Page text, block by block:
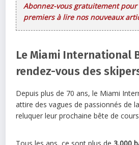
Abonnez-vous gratuitement
premiers à lire nos nouveaux
Le Miami International
rendez-vous des
Depuis plus de 70 ans, le Miami
attire des vagues de passionnés de
reluquer leur prochaine bête de